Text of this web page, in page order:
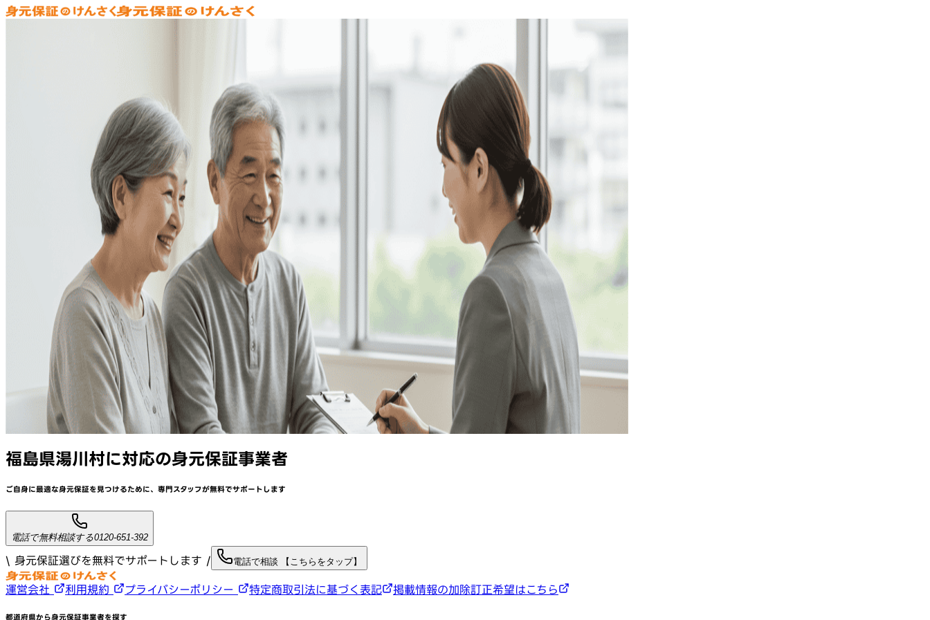
福島県湯川村に対応の身元保証事業者
ご自身に最適な身元保証を見つけるために、 専門スタッフが無料でサポートします
電話で無料相談する0120-651-392
\ 身元保証選びを無料でサポートします / 電話で相談 【こちらをタップ】
運営会社 利用規約 プライバシーポリシー 特定商取引法に基づく表記 掲載情報の加除訂正希望はこちら
都道府県から身元保証事業者を探す